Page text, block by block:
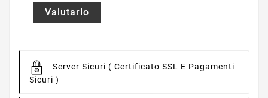
Valutarlo
Server Sicuri ( Certificato SSL E Pagamenti
Sicuri )